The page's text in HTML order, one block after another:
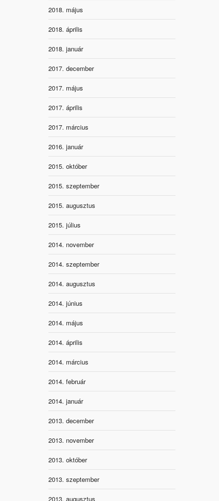
2018. május
2018. április
2018. január
2017. december
2017. május
2017. április
2017. március
2016. január
2015. október
2015. szeptember
2015. augusztus
2015. július
2014. november
2014. szeptember
2014. augusztus
2014. június
2014. május
2014. április
2014. március
2014. február
2014. január
2013. december
2013. november
2013. október
2013. szeptember
2013. augusztus